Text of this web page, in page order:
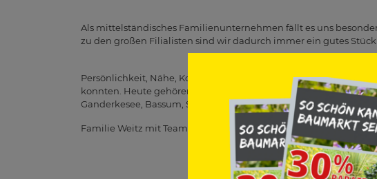
Als mittelständisches Familienunternehmen fällt es uns
zu den großen Filialisten sind wir dadurch immer ein gutes
Persönlichkeit, Nähe, Kompetenz und Vertrauen: Das ist unsere
konnten. Heute gehören über 300 Mitarbeiter zu unserem
Ganderkesee, Bassum, Syke, Barsinghausen, Friesoythe,
Familie Weitz mit Team!